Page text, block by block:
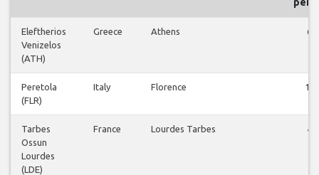
Eleftherios
Venizelos
(ATH)
Greece Athens 6
Peretola
(FLR)
Italy Florence 14
Tarbes
Ossun
Lourdes
(LDE)
France Lourdes Tarbes 4